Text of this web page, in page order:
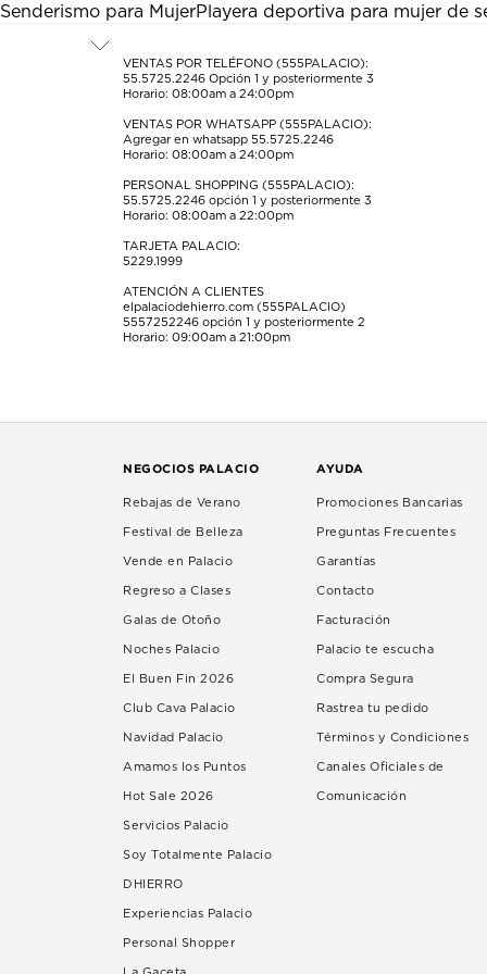
abrirá
formulario
abrirá
formulario
de
abrirá
formulario
de
abrirá
formulario
de
abrirá
formulario
de
envío.
Senderismo para MujerPlayera deportiva para mujer de
VENTAS POR TELÉFONO (555PALACIO):
55.5725.2246 Opción 1 y posteriormente 3
Horario: 08:00am a 24:00pm
VENTAS POR WHATSAPP (555PALACIO):
Agregar en whatsapp 55.5725.2246
Horario: 08:00am a 24:00pm
PERSONAL SHOPPING (555PALACIO):
55.5725.2246 opción 1 y posteriormente 3
Horario: 08:00am a 22:00pm
TARJETA PALACIO:
5229.1999
ATENCIÓN A CLIENTES
elpalaciodehierro.com (555PALACIO)
5557252246 opción 1 y posteriormente 2
Horario: 09:00am a 21:00pm
NEGOCIOS PALACIO
Rebajas de Verano
Festival de Belleza
Vende en Palacio
Regreso a Clases
Galas de Otoño
Noches Palacio
El Buen Fin 2026
Club Cava Palacio
Navidad Palacio
Amamos los Puntos
Hot Sale 2026
Servicios Palacio
Soy Totalmente Palacio
DHIERRO
Experiencias Palacio
Personal Shopper
AYUDA
Promociones Bancarias
Preguntas Frecuentes
Garantías
Contacto
Facturación
Palacio te escucha
Compra Segura
Rastrea tu pedido
Términos y Condiciones
Canales Oficiales de
Comunicación